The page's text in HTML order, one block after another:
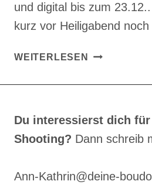
und digital bis zum
kurz vor Heiligabend
WEITERLESEN
LAST
Du interessierst dich
Shooting? Dann schreib
Ann-Kathrin@deine-